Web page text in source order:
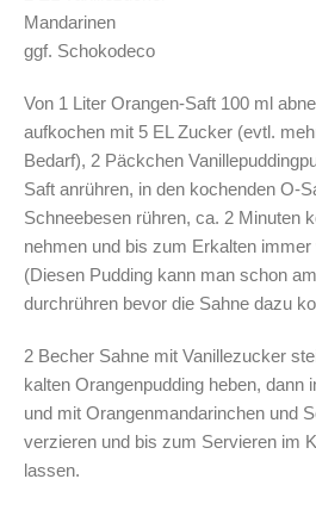
Mandarinen
ggf. Schokodeco
Von 1 Liter Orangen-Saft 100 ml
aufkochen mit 5 EL Zucker (evtl.
Bedarf), 2 Päckchen
Saft anrühren, in den kochenden O-
Schneebesen rühren, ca. 2 Minuten
nehmen und bis zum Erkalten
(Diesen Pudding kann man schon
durchrühren bevor die Sahne dazu
2 Becher Sahne mit Vanillezucker
kalten Orangenpudding heben, dann
und mit Orangenmandarinchen und
verzieren und bis zum Servieren im
lassen.